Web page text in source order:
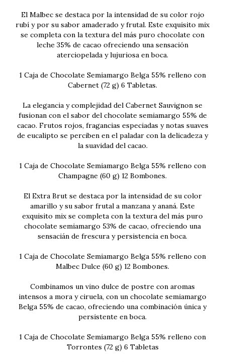
El Malbec se destaca por la intensidad de su color rojo
rubí y por su sabor amaderado y frutal. Este exquisito mix
se completa con la textura del más puro chocolate con
leche 35% de cacao ofreciendo una sensación
aterciopelada y lujuriosa en boca.
1 Caja de Chocolate Semiamargo Belga 55% relleno con
Cabernet (72 g) 6 Tabletas.
La elegancia y complejidad del Cabernet Sauvignon se
fusionan con el sabor del chocolate semiamargo 55% de
cacao. Frutos rojos, fragancias especiadas y notas suaves
de eucalipto se perciben en el paladar con la delicadeza y
la suavidad del cacao.
1 Caja de Chocolate Semiamargo Belga 55% relleno con
Champagne (60 g) 12 Bombones.
El Extra Brut se destaca por la intensidad de su color
amarillo y su sabor frutal a manzana y ananá. Este
exquisito mix se completa con la textura del más puro
chocolate semiamargo 53% de cacao, ofreciendo una
sensacián de frescura y persistencia en boca.
1 Caja de Chocolate Semiamargo Belga 55% relleno con
Malbec Dulce (60 g) 12 Bombones.
Combinamos un vino dulce de postre con aromas
intensos a mora y ciruela, con un chocolate semiamargo
Belga 55% de cacao, ofreciendo una combinación única y
persistente en boca.
1 Caja de Chocolate Semiamargo Belga 55% relleno con
Torrontes (72 g) 6 Tabletas